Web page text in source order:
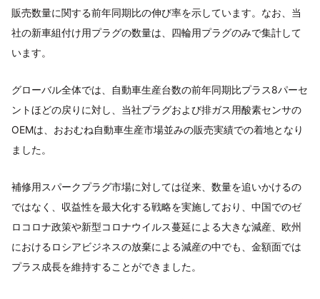
販売数量に関する前年同期比の伸び率を示しています。なお、当
社の新車組付け用プラグの数量は、四輪用プラグのみで集計して
います。
グローバル全体では、自動車生産台数の前年同期比プラス8パーセ
ントほどの戻りに対し、当社プラグおよび排ガス用酸素センサの
OEMは、おおむね自動車生産市場並みの販売実績での着地となり
ました。
補修用スパークプラグ市場に対しては従来、数量を追いかけるの
ではなく、収益性を最大化する戦略を実施しており、中国でのゼ
ロコロナ政策や新型コロナウイルス蔓延による大きな減産、欧州
におけるロシアビジネスの放棄による減産の中でも、金額面では
プラス成長を維持することができました。